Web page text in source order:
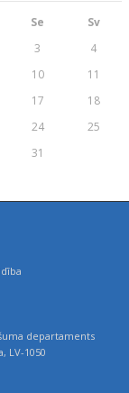
Se
Sv
3
4
10
11
17
18
24
25
31
departaments
LV-1050